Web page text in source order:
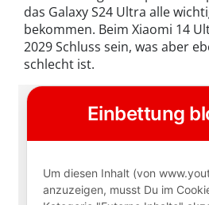
das Galaxy S24 Ultra alle
bekommen. Beim Xiaomi 14
2029 Schluss sein, was aber
schlecht ist.